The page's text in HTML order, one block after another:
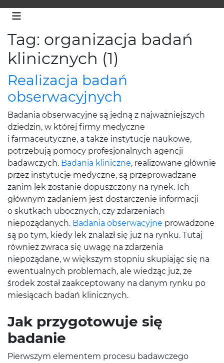
Tag: organizacja badań
klinicznych (1)
Realizacja badań
obserwacyjnych
Badania obserwacyjne są jedną z najważniejszych
dziedzin, w której firmy medyczne
i farmaceutyczne, a także instytucje naukowe,
potrzebują pomocy profesjonalnych agencji
badawczych. Badania kliniczne, realizowane głównie
przez instytucje medyczne, są przeprowadzane
zanim lek zostanie dopuszczony na rynek. Ich
głównym zadaniem jest dostarczenie informacji
o skutkach ubocznych, czy zdarzeniach
niepożądanych. Badania obserwacyjne prowadzone
są po tym, kiedy lek znalazł się już na rynku. Tutaj
również zwraca się uwagę na zdarzenia
niepożądane, w większym stopniu skupiając się na
ewentualnych problemach, ale wiedząc już, że
środek został zaakceptowany na danym rynku po
miesiącach badań klinicznych.
Jak przygotowuje się
badanie
Pierwszym elementem procesu badawczego